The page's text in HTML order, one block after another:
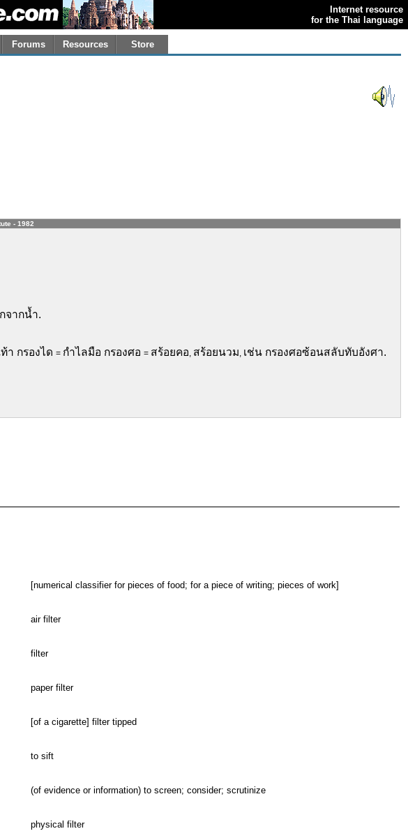
Internet resource
for the Thai language
Forums Resources Store
- 1982
จากน้ำ.
า กรองได = กำไลมือ กรองศอ = สร้อยคอ, สร้อยนวม, เช่น กรองศอซ้อนสลับทับอังศา.
[numerical classifier for pieces of food; for a piece of writing; pieces of work]
air filter
filter
paper filter
[of a cigarette] filter tipped
to sift
(of evidence or information) to screen; consider; scrutinize
physical filter